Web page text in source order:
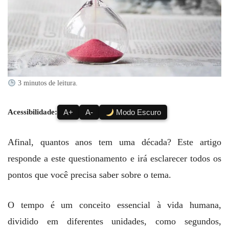
3 minutos de leitura.
Acessibilidade: A+ A- Modo Escuro
Afinal, quantos anos tem uma década? Este artigo
responde a este questionamento e irá esclarecer todos os
pontos que você precisa saber sobre o tema.
O tempo é um conceito essencial à vida humana,
dividido em diferentes unidades, como segundos,